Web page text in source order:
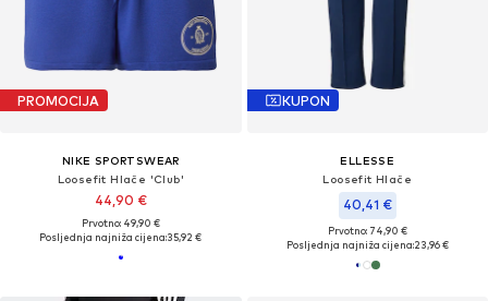
PROMOCIJA
NIKE SPORTSWEAR
Loosefit Hlače 'Club'
44,90 €
Prvotno: 49,90 €
Posljednja najniža cijena:35,92 €
KUPON
ELLESSE
Loosefit Hlače
40,41 €
Prvotno: 74,90 €
Posljednja najniža cijena:23,96 €